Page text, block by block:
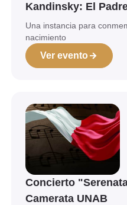
Kandinsky: El
Una instancia para
nacimiento
Ver evento
Concierto
Camerata UNAB
Ver evento